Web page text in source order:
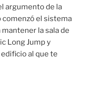
argumento de la
comenzó el sistema
la sala de
Long Jump y
al que te